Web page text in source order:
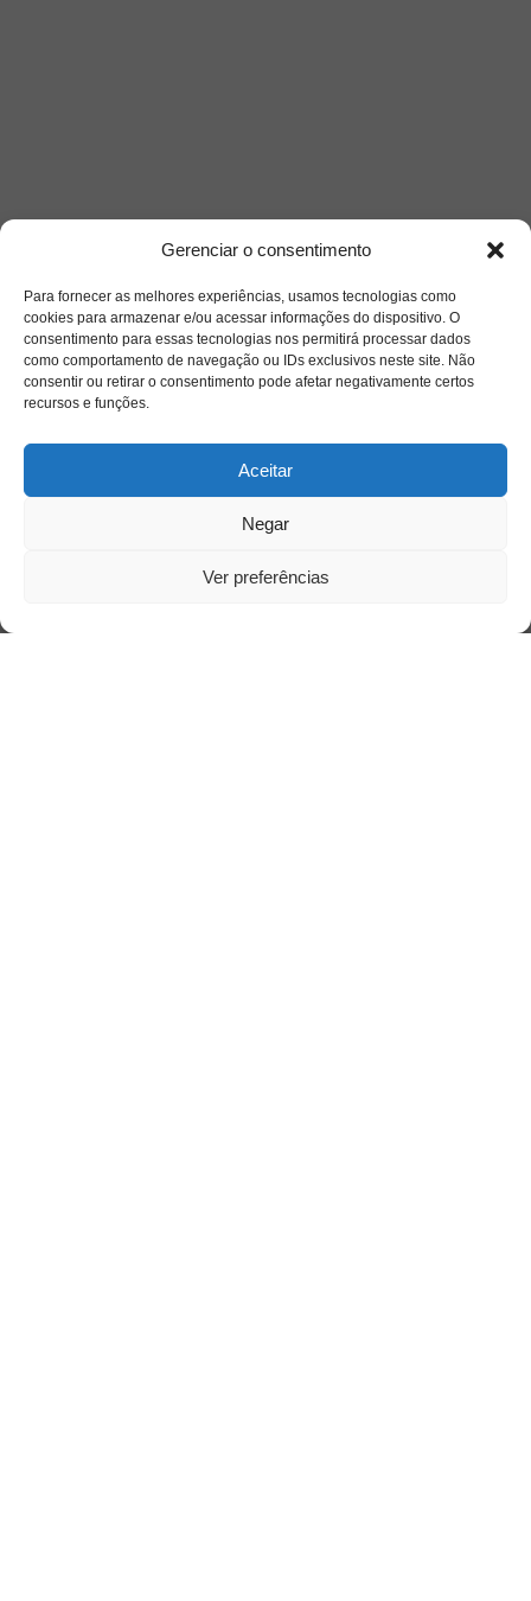
Gerenciar o consentimento
Para fornecer as melhores experiências, usamos tecnologias como
cookies para armazenar e/ou acessar informações do dispositivo. O
consentimento para essas tecnologias nos permitirá processar dados
como comportamento de navegação ou IDs exclusivos neste site. Não
consentir ou retirar o consentimento pode afetar negativamente certos
recursos e funções.
Aceitar
Negar
Ver preferências